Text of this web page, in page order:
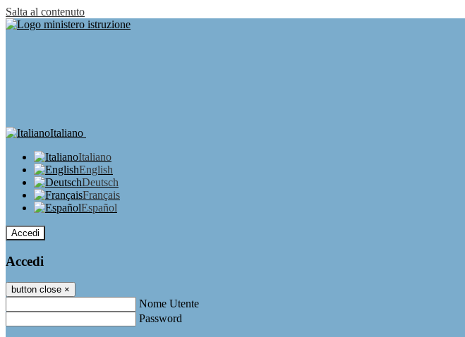
Salta al contenuto
Italiano
Italiano
English
Deutsch
Français
Español
Accedi
Accedi
button close ×
Nome Utente
Password